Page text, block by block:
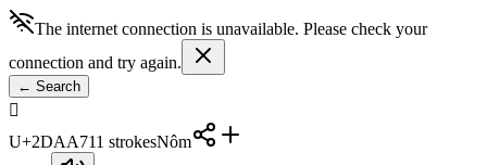
The internet connection is unavailable. Please check your
connection and try again.
← Search
𭪧
U+2DAA711 strokesNôm